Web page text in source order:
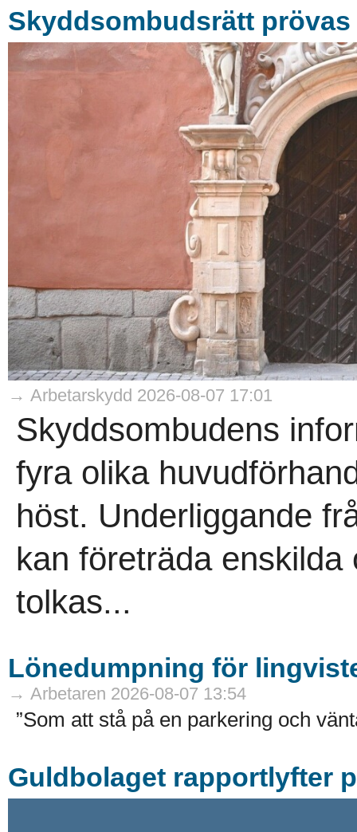
Skyddsombudsrätt
→ Arbetarskydd 2026-08-07 17:01
Skyddsombudens
fyra olika
höst. Underliggande
kan företräda
tolkas...
Lönedumpning för
→ Arbetaren 2026-08-07 13:54
”Som att stå på en parkering och
Guldbolaget rapportlyfter